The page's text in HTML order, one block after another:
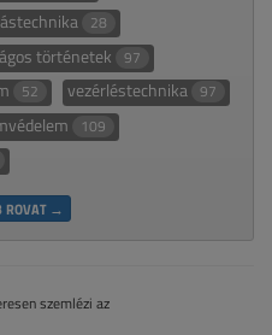
28
történetek 97
52 vezérléstechnika 97
109
ROVAT →
szemlézi az